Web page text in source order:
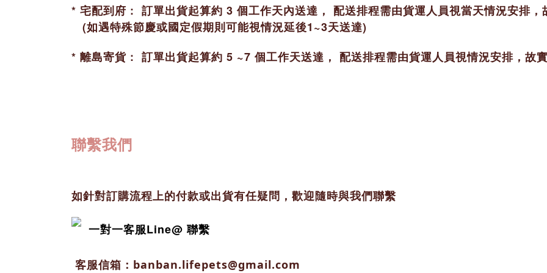
* 宅配到府 : 訂單出貨起算約 3 個工作天內送達， 配送排程需由貨運人員視當天情況安排，
(如遇特殊節慶或國定假期則可能視情況延後1~3天送達)
* 離島寄貨 : 訂單出貨起算約 5 ~7 個工作天送達， 配送排程需由貨運人員視情況安排，故
聯繫我們
如針對訂購流程上的付款或出貨有任疑問，歡迎隨時與我們聯繫
一對一客服Line@ 聯繫
客服信箱：banban.lifepets@gmail.com